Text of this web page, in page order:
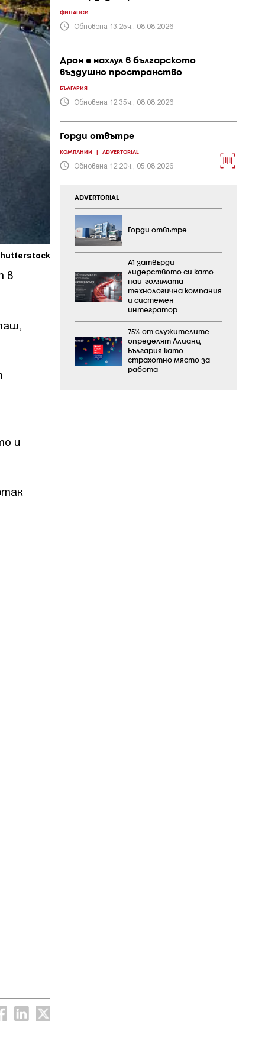
в
и
ФИНАНСИ
Обновена 13:25ч., 08.08.2026
Дрон е нахлул в българското
въздушно пространство
БЪЛГАРИЯ
Обновена 12:35ч., 08.08.2026
Горди отвътре
КОМПАНИИ ADVERTORIAL
Обновена 12:20ч., 05.08.2026
ADVERTORIAL
Горди отвътре
А1 затвърди
лидерството си като
най-голямата
технологична компания
и системен
интегратор
75% от служителите
определят Алианц
България като
страхотно място за
работа